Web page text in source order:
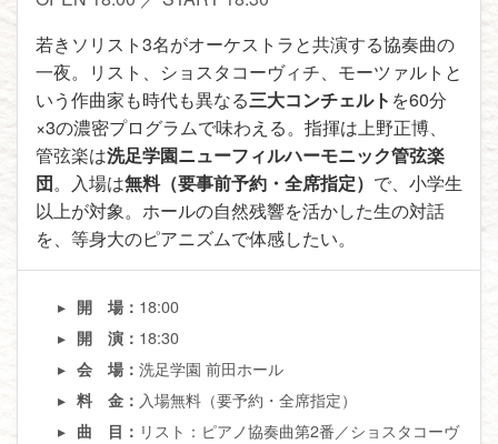
若きソリスト3名がオーケストラと共演する協奏曲の
一夜。リスト、ショスタコーヴィチ、モーツァルトと
いう作曲家も時代も異なる三大コンチェルト を60分
×3の濃密プログラムで味わえる。指揮は上野正博、
管弦楽は洗足学園ニューフィルハーモニック管弦楽
団。入場は無料（要事前予約・全席指定） で、小学生
以上が対象。ホールの自然残響を活かした生の対話
を、等身大のピアニズムで体感したい。
開 場： 18:00
開 演： 18:30
会 場：洗足学園 前田ホール
料 金： 入場無料（要予約・全席指定）
曲 目： リスト：ピアノ協奏曲第2番／ショスタコーヴ